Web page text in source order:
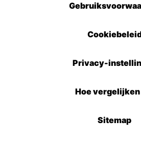
Privacy-
Hoe
Sitemap